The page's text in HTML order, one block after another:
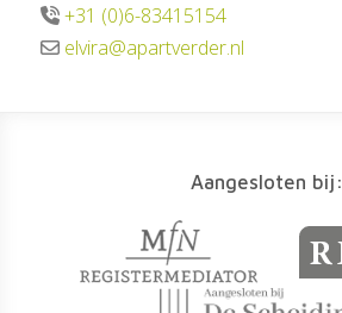
+31 (0)6-83415154
elvira@apartverder.nl
Aangesloten bij: